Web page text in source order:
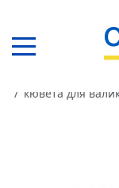
кювета для